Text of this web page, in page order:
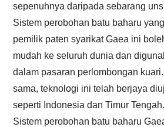
sepenuhnya daripada sebarang
Sistem perobohan batu baharu
pemilik paten syarikat Gaea ini
mudah ke seluruh dunia dan
dalam pasaran perlombongan
sama, teknologi ini telah berjaya
seperti Indonesia dan Timur Tengah.
Sistem perobohan batu baharu